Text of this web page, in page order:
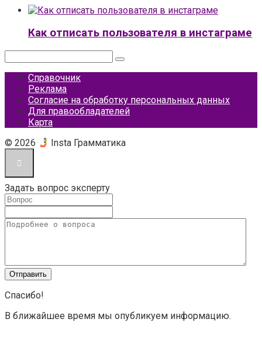
Как отписать пользователя в инстаграме
Справочник
Реклама
Согласие на обработку персональных данных
Для правообладателей
Карта
© 2026
Insta Грамматика
Задать вопрос эксперту
Спасибо!
В ближайшее время мы опубликуем информацию.